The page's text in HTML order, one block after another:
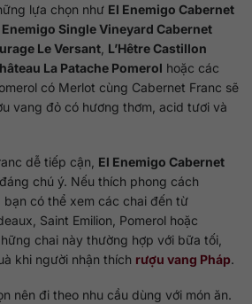
lựa chọn như El Enemigo Cabernet
Single Vineyard Cabernet
Le Versant L’Hêtre Castillon
La Patache Pomerol hoặc các
có Merlot cùng Cabernet Franc sẽ
vang đỏ có hương thơm, acid tươi và
dễ tiếp cận, El Enemigo Cabernet
chú ý. Nếu thích phong cách
có thể xem các chai đến từ
Saint Emilion, Pomerol hoặc
chai này thường hợp với bữa tối,
khi người nhận thích rượu vang Pháp.
nên đi theo nhu cầu dùng với món ăn.